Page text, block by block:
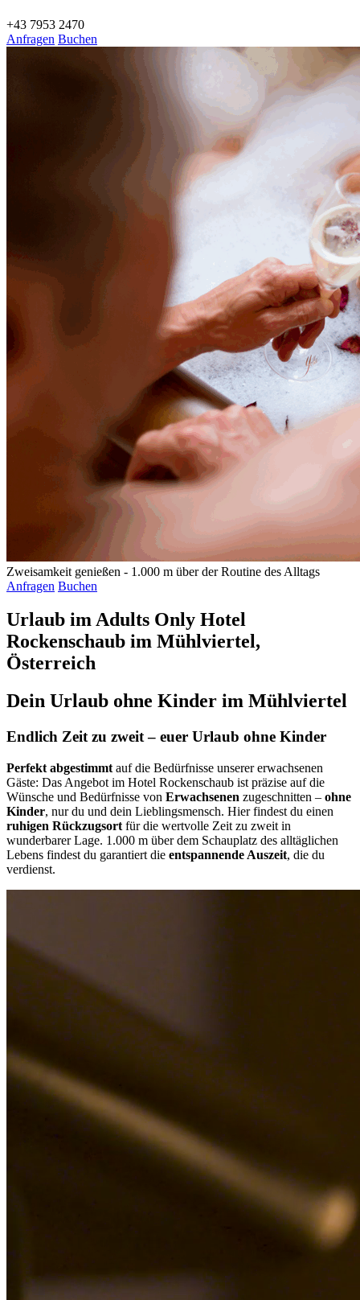
+43 7953 2470
Anfragen Buchen
Zweisamkeit genießen - 1.000 m über der Routine des Alltags
Anfragen Buchen
Urlaub im Adults Only Hotel
Rockenschaub im Mühlviertel,
Österreich
Dein Urlaub ohne Kinder im Mühlviertel
Endlich Zeit zu zweit – euer Urlaub ohne Kinder
Perfekt abgestimmt auf die Bedürfnisse unserer erwachsenen
Gäste: Das Angebot im Hotel Rockenschaub ist präzise auf die
Wünsche und Bedürfnisse von Erwachsenen zugeschnitten – ohne
Kinder, nur du und dein Lieblingsmensch. Hier findest du einen
ruhigen Rückzugsort für die wertvolle Zeit zu zweit in
wunderbarer Lage. 1.000 m über dem Schauplatz des alltäglichen
Lebens findest du garantiert die entspannende Auszeit, die du
verdienst.